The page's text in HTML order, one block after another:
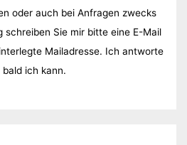
oder auch bei Anfragen zwecks
schreiben Sie mir bitte eine E-Mail
Mailadresse. Ich antworte
bald ich kann.